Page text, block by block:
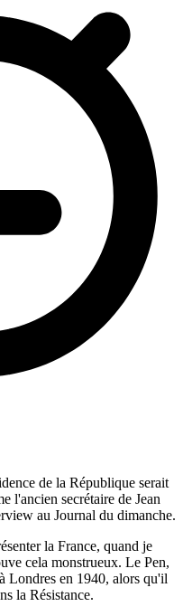
de la République serait
l'ancien secrétaire de Jean
au Journal du dimanche.
la France, quand je
cela monstrueux. Le Pen,
Londres en 1940, alors qu'il
la Résistance.